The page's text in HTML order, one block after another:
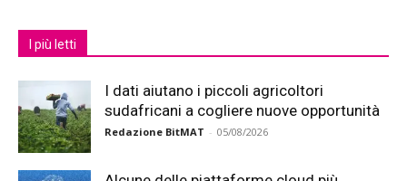
I più letti
I dati aiutano i piccoli agricoltori
sudafricani a cogliere nuove opportunità
Redazione BitMAT - 05/08/2026